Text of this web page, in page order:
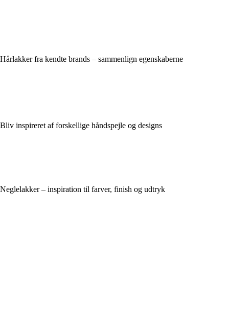
Hårlakker fra kendte brands – sammenlign egenskaberne
Bliv inspireret af forskellige håndspejle og designs
Neglelakker – inspiration til farver, finish og udtryk